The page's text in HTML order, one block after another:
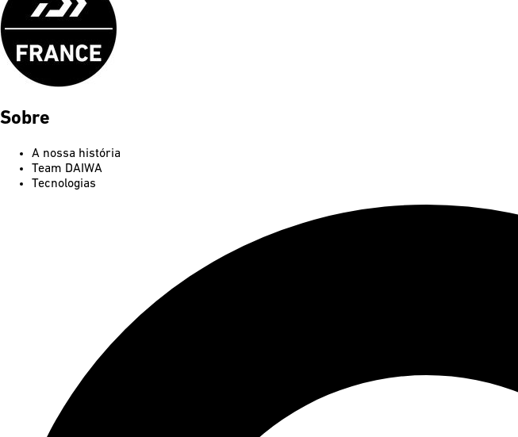
Sobre
A nossa história
Team DAIWA
Tecnologias